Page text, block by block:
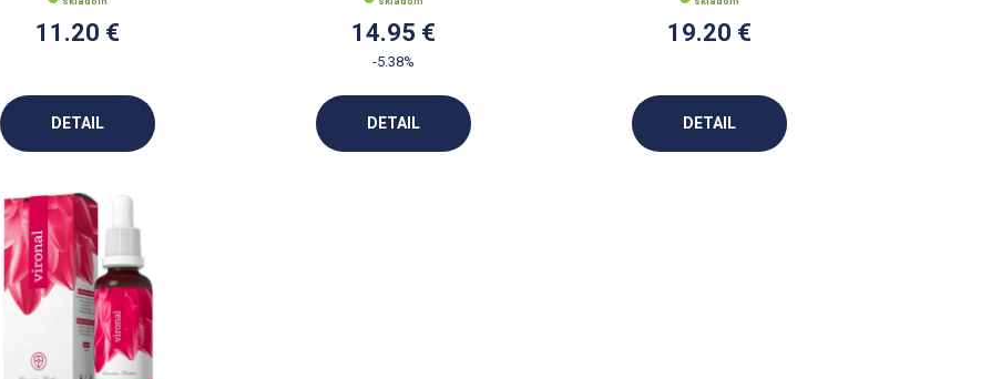
11.20 €
DETAIL
14.95 €
-5.38%
DETAIL
19.20 €
DETAIL